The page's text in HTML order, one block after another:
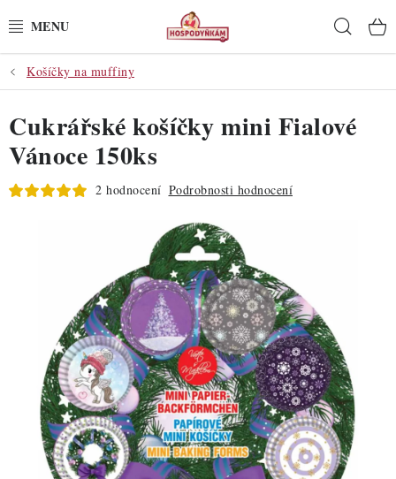
na
POTŘEBY
POMŮCKY
SUROVINY
DO KUCHYNĚ
POCHUTINY
ZDRAVÉ PEČENÍ
DÁRKOVÉ POUKAZY
Košíčky na muffiny
Cukrářské košíčky mini Fialové
Vánoce 150ks
2 hodnocení Podrobnosti hodnocení